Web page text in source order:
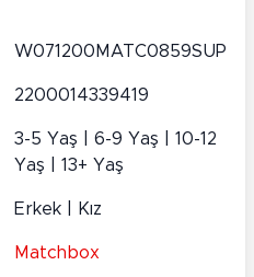
W071200MATC0859SUP
2200014339419
3-5 Yaş | 6-9 Yaş | 10-12
Yaş | 13+ Yaş
Erkek | Kız
Matchbox